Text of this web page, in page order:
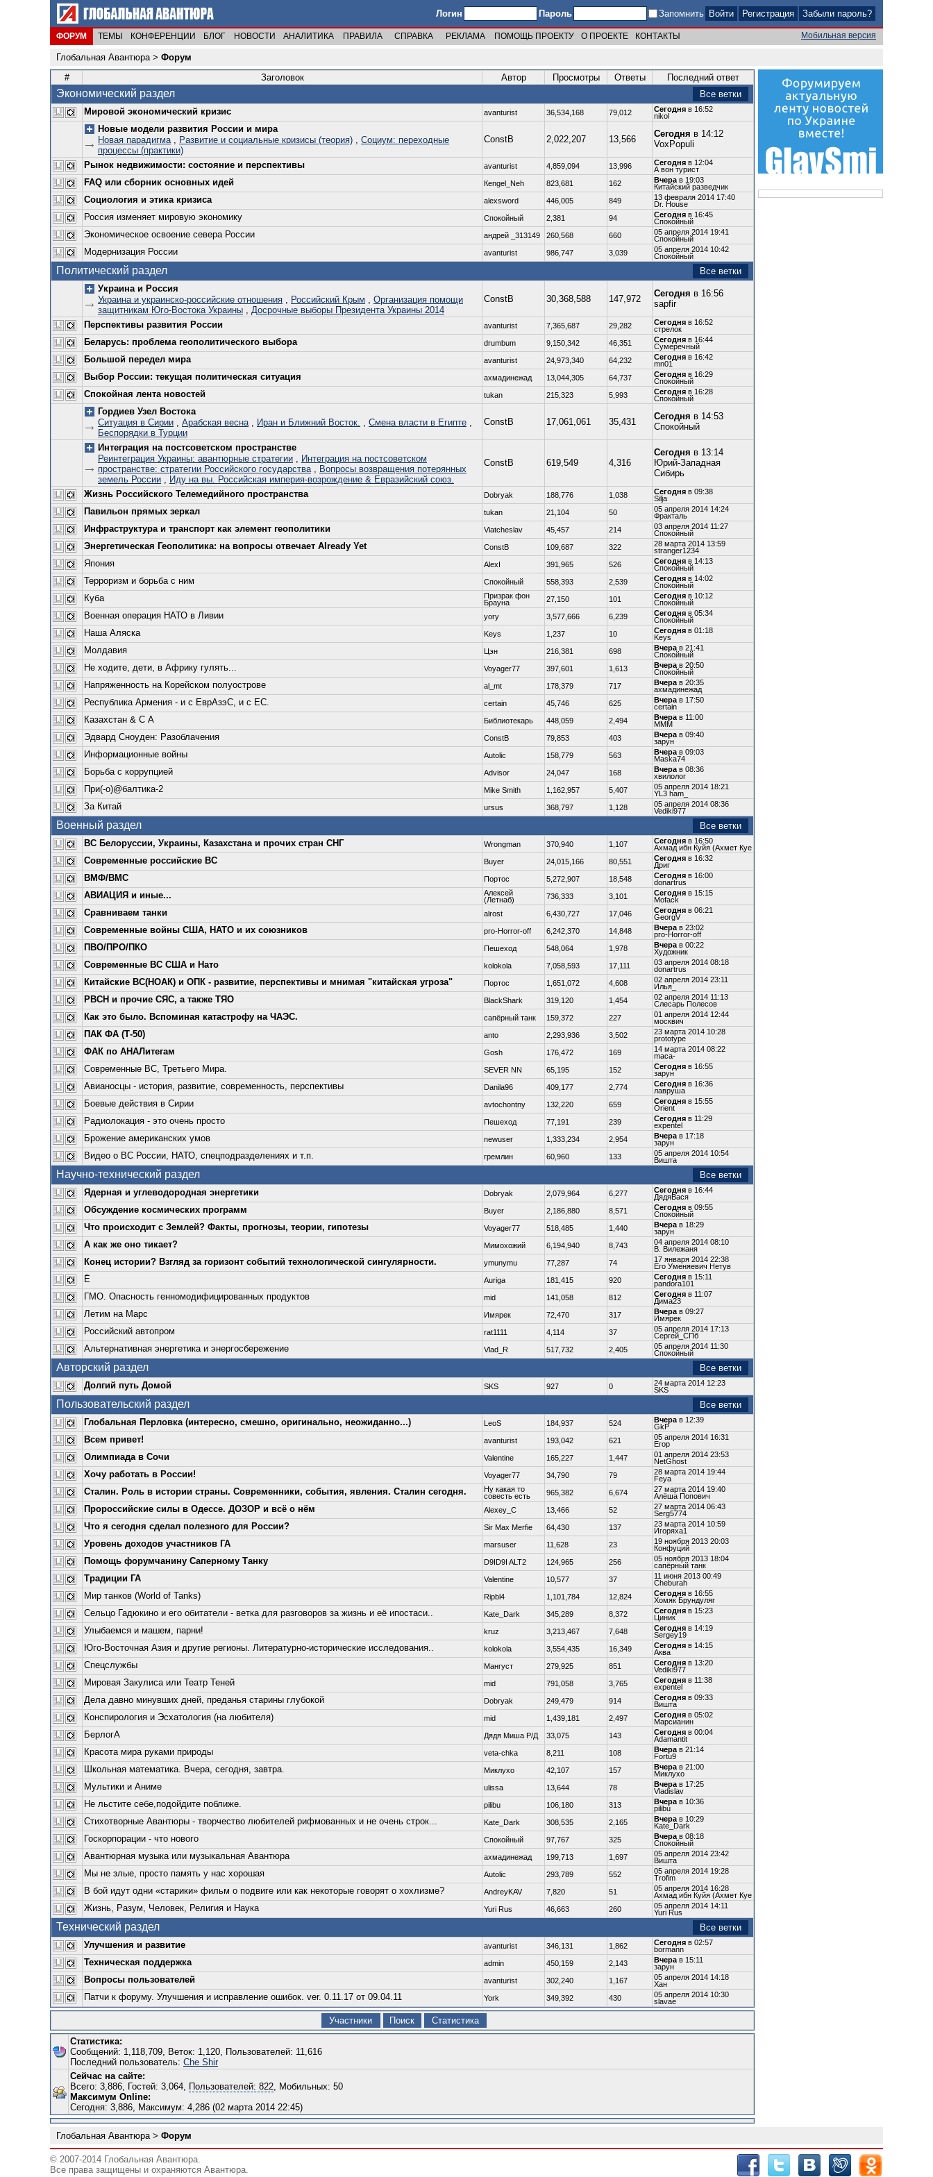
Логин Пароль Запомнить Регистрация Забыли пароль?
ФОРУМ ТЕМЫ КОНФЕРЕНЦИИ БЛОГ НОВОСТИ АНАЛИТИКА ПРАВИЛА СПРАВКА РЕКЛАМА ПОМОЩЬ ПРОЕКТУ О ПРОЕКТЕ КОНТАКТЫ Мобильная версия
Глобальная Авантюра> Форум
#
Заголовок Автор Просмотры Ответы Последний ответ
Экономический раздел
Все ветки
Мировой экономический кризис
avanturist 36,534,168 79,012 Сегодня в 16:52
nikol
Новые модели развития России и мира
Новая парадигма, Развитие и социальные кризисы (теория) , Социум: переходные
процессы (практики)
ConstB 2,022,207 13,566
Сегодня в 14:12
VoxPopuli
Рынок недвижимости: состояние и перспективы
avanturist 4,859,094 13,996 Сегодня в 12:04
А вон турист
FAQ или сборник основных идей Кengel_Neh 823,681 162 Вчера в 19:03
Китайский разведчик
Социология и этика кризиса alexsword 446,005 849
13 февраля 2014 17:40
Dr. House
Россия изменяет мировую экономику Спокойный 2,381 94 Сегодня в 16:45
Спокойный
Экономическое освоение севера России андрей _313149 260,568 660
05 апреля 2014 19:41
Спокойный
Модернизация России avanturist 986,747 3,039
05 апреля 2014 10:42
Спокойный
Политический раздел
Все ветки
Украина и Россия
Украина и украинско-российские отношения , Российский Крым , Организация помощи
защитникам Юго-Востока Украины , Досрочные выборы Президента Украины 2014
ConstB 30,368,588 147,972
Сегодня в 16:56
sapfir
Перспективы развития России
avanturist 7,365,687 29,282 Сегодня в 16:52
стрелок
Беларусь: проблема геополитического выбора drumbum 9,150,342 46,351 Сегодня в 16:44
Сумеречный
Большой передел мира avanturist 24,973,340 64,232 Сегодня в 16:42
mn01
Выбор России: текущая политическая ситуация ахмадинежад 13,044,305 64,737 Сегодня в 16:29
Спокойный
Спокойная лента новостей tukan 215,323 5,993 Сегодня в 16:28
Спокойный
Гордиев Узел Востока
Ситуация в Сирии , Арабская весна, Иран и Ближний Восток. , Смена власти в Египте ,
Беспорядки в Турции
ConstB 17,061,061 35,431
Сегодня в 14:53
Спокойный
Интеграция на постсоветском пространстве
Реинтеграция Украины: авантюрные стратегии , Интеграция на постсоветском
пространстве: стратегии Российского государства, Вопросы возвращения потерянных
земель России , Иду на вы. Российская империя-возрождение & Евразийский союз.
ConstB 619,549 4,316
Сегодня в 13:14
Юрий-Западная
Сибирь
Жизнь Российского Телемедийного пространства
Dobryаk 188,776 1,038 Сегодня в 09:38
Silja
Павильон прямых зеркал tukan 21,104 50
05 апреля 2014 14:24
Фракталь
Инфраструктура и транспорт как элемент геополитики Viatcheslav 45,457 214
03 апреля 2014 11:27
Спокойный
Энергетическая Геополитика: на вопросы отвечает Already Yet ConstB 109,687 322
28 марта 2014 13:59
stranger1234
Япония AlexI 391,965 526 Сегодня в 14:13
Спокойный
Терроризм и борьба с ним Спокойный 558,393 2,539 Сегодня в 14:02
Спокойный
Куба
Призрак фон
Брауна
27,150 101 Сегодня в 10:12
Спокойный
Военная операция НАТО в Ливии yory 3,577,666 6,239 Сегодня в 05:34
Спокойный
Наша Аляска Keys 1,237 10 Сегодня в 01:18
Keys
Молдавия Цэн 216,381 698 Вчера в 21:41
Спокойный
Не ходите, дети, в Африку гулять... Voyager77 397,601 1,613 Вчера в 20:50
Спокойный
Напряженность на Корейском полуострове al_mt 178,379 717 Вчера в 20:35
ахмадинежад
Республика Армения - и с ЕврАзэС, и с ЕС. certain 45,746 625 Вчера в 17:50
certain
Казахстан & С А Библиотекарь 448,059 2,494 Вчера в 11:00
МММ
Эдвард Сноуден: Разоблачения ConstB 79,853 403 Вчера в 09:40
зарун
Информационные войны Autolic 158,779 563 Вчера в 09:03
Maska74
Борьба с коррупцией Advisor 24,047 168 Вчера в 08:36
хвилолoг
При(-о)@балтика-2 Mike Smith 1,162,957 5,407
05 апреля 2014 18:21
YL3 ham_
За Китай ursus 368,797 1,128
05 апреля 2014 08:36
Vediki977
Военный раздел
Все ветки
ВС Белоруссии, Украины, Казахстана и прочих стран СНГ
Wrongman 370,940 1,107 Сегодня в 16:50
Ахмад ибн Куйя (Ахмет Куе
Современные российские ВС Buyer 24,015,166 80,551 Сегодня в 16:32
Дриг
ВМФ/ВМС Портос 5,272,907 18,548 Сегодня в 16:00
donartrus
АВИАЦИЯ и иные...
Алексей
(Летнаб)
736,333 3,101 Сегодня в 15:15
Mofack
Сравниваем танки alrost 6,430,727 17,046 Сегодня в 06:21
GeorgV
Современные войны США, НАТО и их союзников pro-Horror-off 6,242,370 14,848 Вчера в 23:02
pro-Horror-off
ПВО/ПРО/ПКО Пешеход 548,064 1,978 Вчера в 00:22
Художник
Современные ВС США и Нато kolokola 7,058,593 17,111
03 апреля 2014 08:18
donartrus
Китайские ВС(НОАК) и ОПК - развитие, перспективы и мнимая "китайская угроза" Портос 1,651,072 4,608
02 апреля 2014 23:11
Илья_
РВСН и прочие СЯС, а также ТЯО BlackShark 319,120 1,454
02 апреля 2014 11:13
Слесарь Полесов
Как это было. Вспоминая катастрофу на ЧАЭС. сапёрный танк 159,372 227
01 апреля 2014 12:44
москвич
ПАК ФА (Т-50) anto 2,293,936 3,502
23 марта 2014 10:28
prototype
ФАК по АНАЛитегам Gosh 176,472 169
14 марта 2014 08:22
maca-
Современные ВС, Третьего Мира. SEVER NN 65,195 152 Сегодня в 16:55
зарун
Авианосцы - история, развитие, современность, перспективы Danila96 409,177 2,774 Сегодня в 16:36
лавруша
Боевые действия в Сирии avtochontny 132,220 659 Сегодня в 15:55
Orient
Радиолокация - это очень просто Пешеход 77,191 239 Сегодня в 11:29
expentel
Брожение американских умов newuser 1,333,234 2,954 Вчера в 17:18
зарун
Видео о ВС России, НАТО, спецподразделениях и т.п. гремлин 60,960 133
05 апреля 2014 10:54
Вишта
Научно-технический раздел
Все ветки
Ядерная и углеводородная энергетики
Dobryаk 2,079,964 6,277 Сегодня в 16:44
ДядяВася
Обсуждение космических программ Buyer 2,186,880 8,571 Сегодня в 09:55
Спокойный
Что происходит с Землей? Факты, прогнозы, теории, гипотезы Voyager77 518,485 1,440 Вчера в 18:29
зарун
А как же оно тикает? Мимохожий 6,194,940 8,743
04 апреля 2014 08:10
В. Вилежаня
Конец истории? Взгляд за горизонт событий технологической сингулярности. ymunymu 77,287 74
17 января 2014 22:38
Его Уменяевич Нетув
Ё Auriga 181,415 920 Сегодня в 15:11
pandora101
ГМО. Опасность генномодифицированных продуктов mid 141,058 812 Сегодня в 11:07
Дима23
Летим на Марс Имярек 72,470 317 Вчера в 09:27
Имярек
Российский автопром rat1111 4,114 37
05 апреля 2014 17:13
Сергей_СПб
Альтернативная энергетика и энергосбережение Vlad_R 517,732 2,405
05 апреля 2014 11:30
Спокойный
Авторский раздел
Все ветки
Долгий путь Домой
SKS 927 0
24 марта 2014 12:23
SKS
Пользовательский раздел
Все ветки
Глобальная Перловка (интересно, смешно, оригинально, неожиданно...)
LeoS 184,937 524 Вчера в 12:39
GkP
Всем привет! avanturist 193,042 621
05 апреля 2014 16:31
Егор
Олимпиада в Сочи Valentine 165,227 1,447
01 апреля 2014 23:53
NetGhost
Хочу работать в России! Voyager77 34,790 79
28 марта 2014 19:44
Feya
Сталин. Роль в истории страны. Современники, события, явления. Сталин сегодня.
Ну какая то
совесть есть
965,382 6,674
27 марта 2014 19:40
Алёша Попович
Пророссийские силы в Одессе. ДОЗОР и всё о нём Alexey_C 13,466 52
27 марта 2014 06:43
Serg5774
Что я сегодня сделал полезного для России? Sir Max Merfie 64,430 137
23 марта 2014 10:59
Игоряха1
Уровень доходов участников ГА marsuser 11,628 23
19 ноября 2013 20:03
Конфуций
Помощь форумчанину Саперному Танку D9ID9I ALT2 124,965 256
05 ноября 2013 18:04
сапёрный танк
Традиции ГА Valentine 10,577 37
11 июня 2013 00:49
Cheburah
Мир танков (World of Tanks) Ripbl4 1,101,784 12,824 Сегодня в 16:55
Хомяк Брундуляг
Сельцо Гадюкино и его обитатели - ветка для разговоров за жизнь и её ипостаси.. Kate_Dark 345,289 8,372 Сегодня в 15:23
Циник
Улыбаемся и машем, парни! kruz 3,213,467 7,648 Сегодня в 14:19
Sergey19
Юго-Восточная Азия и другие регионы. Литературно-исторические исследования.. kolokola 3,554,435 16,349 Сегодня в 14:15
Аква
Спецслужбы Мангуст 279,925 851 Сегодня в 13:20
Vediki977
Мировая Закулиса или Театр Теней mid 791,058 3,765 Сегодня в 11:38
expentel
Дела давно минувших дней, преданья старины глубокой Dobryаk 249,479 914 Сегодня в 09:33
Вишта
Конспирология и Эсхатология (на любителя) mid 1,439,181 2,497 Сегодня в 05:02
Марсианин
БерлогА Дядя Миша Р/Д 33,075 143 Сегодня в 00:04
Adamantit
Красота мира руками природы veta-chka 8,211 108 Вчера в 21:14
Fortu9
Школьная математика. Вчера, сегодня, завтра. Миклухо 42,107 157 Вчера в 21:00
Миклухо
Мультики и Аниме ulissa 13,644 78 Вчера в 17:25
Vladislav
Не льстите себе,подойдите поближе. pilibu 106,180 313 Вчера в 10:36
pilibu
Стихотворные Авантюры - творчество любителей рифмованных и не очень строк... Kate_Dark 308,535 2,165 Вчера в 10:29
Kate_Dark
Госкорпорации - что нового Спокойный 97,767 325 Вчера в 08:18
Спокойный
Авантюрная музыка или музыкальная Авантюра ахмадинежад 199,713 1,697
05 апреля 2014 23:42
Вишта
Мы не злые, просто память у нас хорошая Autolic 293,789 552
05 апреля 2014 19:28
Trofim
В бой идут одни «старики» фильм о подвиге или как некоторые говорят о хохлизме? AndreyKAV 7,820 51
05 апреля 2014 16:28
Ахмад ибн Куйя (Ахмет Куе
Жизнь, Разум, Человек, Религия и Наука Yuri Rus 46,663 260
05 апреля 2014 14:11
Yuri Rus
Технический раздел
Все ветки
Улучшения и развитие
avanturist 346,131 1,862 Сегодня в 02:57
bormann
Техническая поддержка admin 450,159 2,143 Вчера в 15:11
зарун
Вопросы пользователей avanturist 302,240 1,167
05 апреля 2014 14:18
Хан
Патчи к форуму. Улучшения и исправление ошибок. ver. 0.11.17 от 09.04.11 York 349,392 430
05 апреля 2014 10:30
slavae
Участники Поиск
Статистика
Статистика:
Сообщений: 1,118,709, Веток: 1,120, Пользователей: 11,616
Последний пользователь: Che Shir
Сейчас на сайте:
Всего: 3,886, Гостей: 3,064, Пользователей: 822, Мобильных: 50
Максимум Online:
Сегодня: 3,886, Максимум: 4,286 (02 марта 2014 22:45)
Глобальная Авантюра> Форум
© 2007-2014 Глобальная Авантюра.
Все права защищены и охраняются Авантюра.